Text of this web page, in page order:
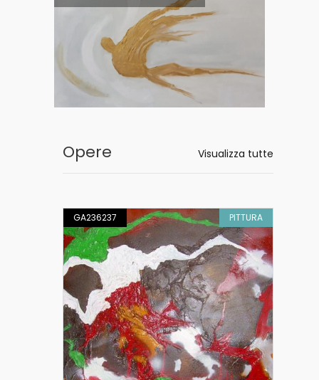
Visualizza tutte
Opere
GA236237 PITTURA